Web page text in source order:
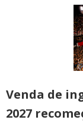
Venda de
2027